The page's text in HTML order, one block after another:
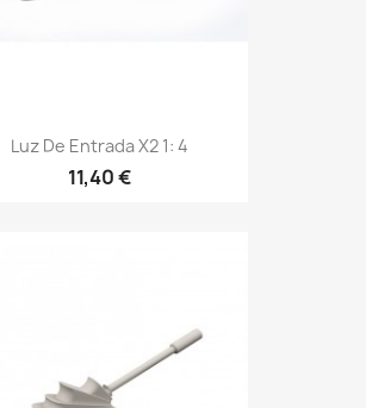
Luz De Entrada X2 1: 4
11,40 €